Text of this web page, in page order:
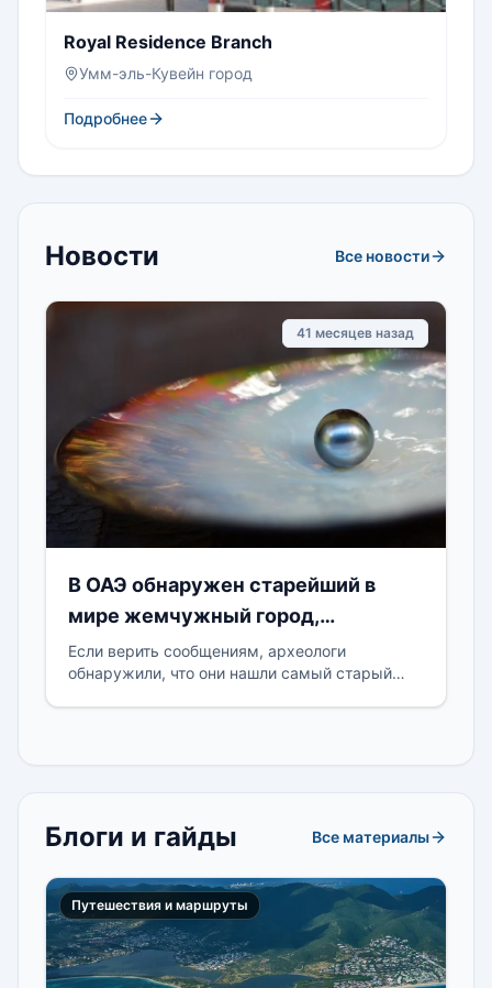
Royal Residence Branch
Умм-эль-Кувейн город
Подробнее
Новости Все новости
41 месяцев назад
В ОАЭ обнаружен старейший в
мире жемчужный город,
датируемый 6 веком
Если верить сообщениям, археологи
обнаружили, что они нашли самый старый
Блоги и гайды Все материалы
Путешествия и маршруты